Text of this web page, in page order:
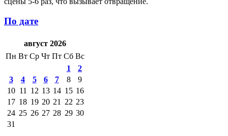
По дате
август 2026
Пн Вт Ср Чт Пт Сб Вс
1
2
3
4 5 6 7 8
9
10 11 12 13 14 15 16
17 18 19 20 21 22 23
24 25 26 27 28 29 30
31